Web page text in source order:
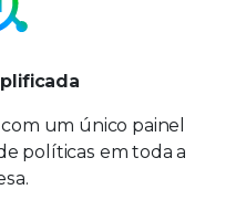
um único painel
políticas em toda a